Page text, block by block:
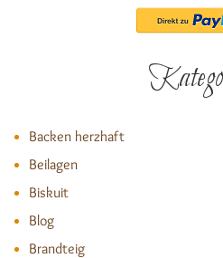
Backen herzhaft
Beilagen
Biskuit
Blog
Brandteig